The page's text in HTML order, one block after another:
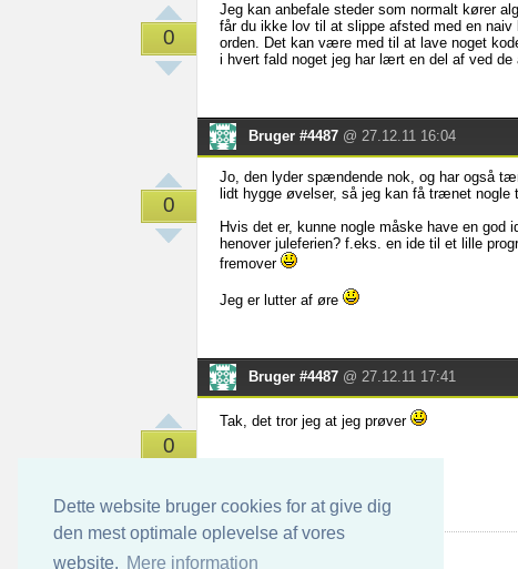
Dette website bruger cookies for at give dig
den mest optimale oplevelse af vores
website. Mere information
0
Jeg kan anbefale steder som normalt kører
får du ikke lov til at slippe afsted med en
orden. Det kan være med til at lave noget
i hvert fald noget jeg har lært en del af ved
0
Bruger #4487 @ 27.12.11 16:04
Jo, den lyder spændende nok, og har også
lidt hygge øvelser, så jeg kan få trænet nogle
Hvis det er, kunne nogle måske have en
henover juleferien? f.eks. en ide til et lille
fremover
Jeg er lutter af øre
0
Bruger #4487 @ 27.12.11 17:41
Tak, det tror jeg at jeg prøver